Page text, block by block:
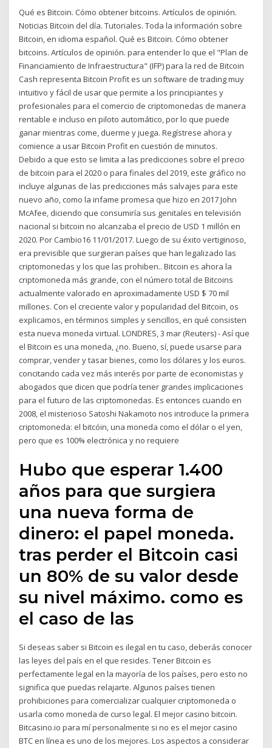
Qué es Bitcoin. Cómo obtener bitcoins. Artículos de opinión.
Noticias Bitcoin del día. Tutoriales. Toda la información sobre
Bitcoin, en idioma español. Qué es Bitcoin. Cómo obtener
bitcoins. Artículos de opinión. para entender lo que el "Plan de
Financiamiento de Infraestructura" (IFP) para la red de Bitcoin
Cash representa Bitcoin Profit es un software de trading muy
intuitivo y fácil de usar que permite a los principiantes y
profesionales para el comercio de criptomonedas de manera
rentable e incluso en piloto automático, por lo que puede
ganar mientras come, duerme y juega. Regístrese ahora y
comience a usar Bitcoin Profit en cuestión de minutos.
Debido a que esto se limita a las predicciones sobre el precio
de bitcoin para el 2020 o para finales del 2019, este gráfico no
incluye algunas de las predicciones más salvajes para este
nuevo año, como la infame promesa que hizo en 2017 John
McAfee, diciendo que consumiría sus genitales en televisión
nacional si bitcoin no alcanzaba el precio de USD 1 millón en
2020. Por Cambio16 11/01/2017. Luego de su éxito vertiginoso,
era previsible que surgieran países que han legalizado las
criptomonedas y los que las prohiben.. Bitcoin es ahora la
criptomoneda más grande, con el número total de Bitcoins
actualmente valorado en aproximadamente USD $ 70 mil
millones. Con el creciente valor y popularidad del Bitcoin, os
explicamos, en términos simples y sencillos, en qué consisten
esta nueva moneda virtual. LONDRES, 3 mar (Reuters) - Así que
el Bitcoin es una moneda, ¿no. Bueno, sí, puede usarse para
comprar, vender y tasar bienes, como los dólares y los euros.
concitando cada vez más interés por parte de economistas y
abogados que dicen que podría tener grandes implicaciones
para el futuro de las criptomonedas. Es entonces cuando en
2008, el misterioso Satoshi Nakamoto nos introduce la primera
criptomoneda: el bitcóin, una moneda como el dólar o el yen,
pero que es 100% electrónica y no requiere
Hubo que esperar 1.400
años para que surgiera
una nueva forma de
dinero: el papel moneda.
tras perder el Bitcoin casi
un 80% de su valor desde
su nivel máximo. como es
el caso de las
Si deseas saber si Bitcoin es ilegal en tu caso, deberás conocer
las leyes del país en el que resides. Tener Bitcoin es
perfectamente legal en la mayoría de los países, pero esto no
significa que puedas relajarte. Algunos países tienen
prohibiciones para comercializar cualquier criptomoneda o
usarla como moneda de curso legal. El mejor casino bitcoin.
Bitcasino.io para mí personalmente si no es el mejor casino
BTC en línea es uno de los mejores. Los aspectos a considerar